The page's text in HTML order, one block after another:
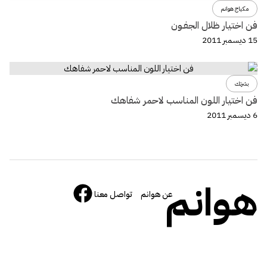
مكياج هوانم
فن اختيار ظلال الجفـون
15 ديسمبر 2011
بشرتك
فن اختيار اللون المناسب لاحمر شفاهك
6 ديسمبر 2011
هوانمعن هوانم تواصل معنا